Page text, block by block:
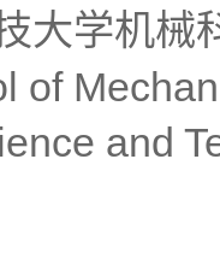
大学机械
of
and